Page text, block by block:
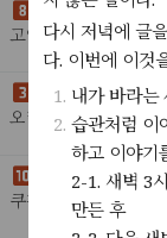
고양이를 만나러
고양이를 만나러 가
이,어젯밤 아이가
않았어도 빨리 치료
지금 나는 무엇
오래 전, 그래봤자 5
않았다.그 동안 세
위터 인증 시스템이
뀌
이곳에 서서
쿠팡에서 상하차를
에서 드론을 나르고
다시 저녁에 글
다. 이번에 이것
내가 바라는
습관처럼 이
하고 이야기
2-1. 새벽 3
만든 후